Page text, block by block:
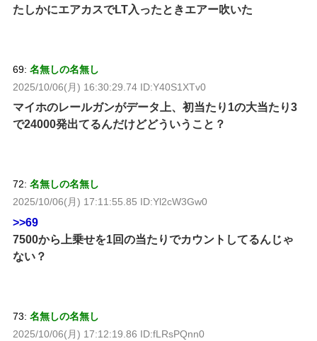
たしかにエアカスでLT入ったときエアー吹いた
69: 名無しの名無し
2025/10/06(月) 16:30:29.74 ID:Y40S1XTv0
マイホのレールガンがデータ上、初当たり1の大当たり3
で24000発出てるんだけどどういうこと？
72: 名無しの名無し
2025/10/06(月) 17:11:55.85 ID:Yl2cW3Gw0
>>69
7500から上乗せを1回の当たりでカウントしてるんじゃ
ない？
73: 名無しの名無し
2025/10/06(月) 17:12:19.86 ID:fLRsPQnn0